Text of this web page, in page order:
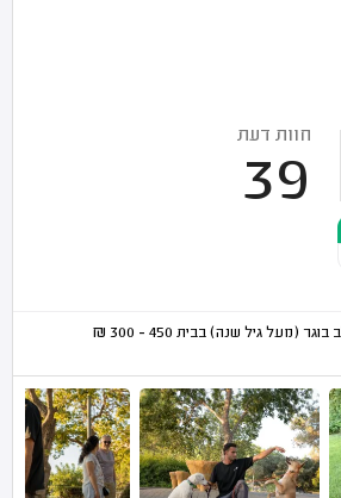
חוות דעת
39
בוגר (מעל גיל שנה) בבית 450 - 300
₪